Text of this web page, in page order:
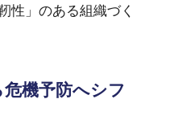
性」のある組織づく
機予防へシフ